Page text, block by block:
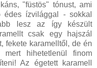
"füstös" tónust, ami
ízvilággal - sokkal
lesz az így készült
csak egy hajszál
fekete karamelltől, de én
mert hihetetlenül finom
Az égetett karamell